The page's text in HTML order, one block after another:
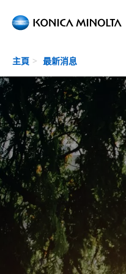
Skip to main content
主頁 最新消息